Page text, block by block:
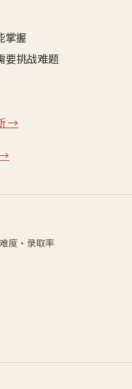
掌握
要挑战难题
→
→
度·录取率